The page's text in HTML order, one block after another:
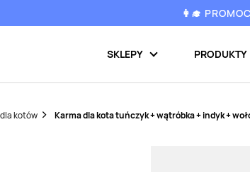
👩‍🎓
SKLEPY PRODUKTY
kotów Karma dla kota tuńczyk + wątróbka + indyk +